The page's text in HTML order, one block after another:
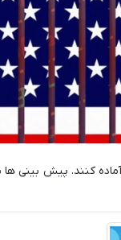
آماده کنند. پیش بینی